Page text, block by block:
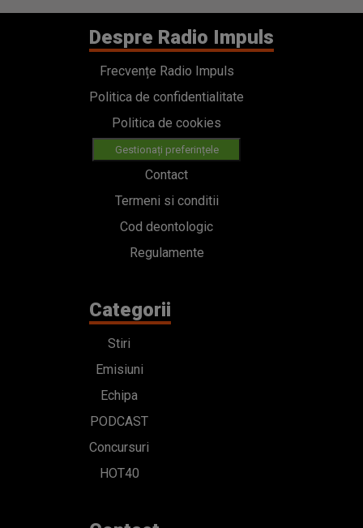
Despre Radio Impuls
Frecvențe Radio Impuls
Politica de confidentialitate
Politica de cookies
Gestionați preferințele
Contact
Termeni si conditii
Cod deontologic
Regulamente
Categorii
Stiri
Emisiuni
Echipa
PODCAST
Concursuri
HOT40